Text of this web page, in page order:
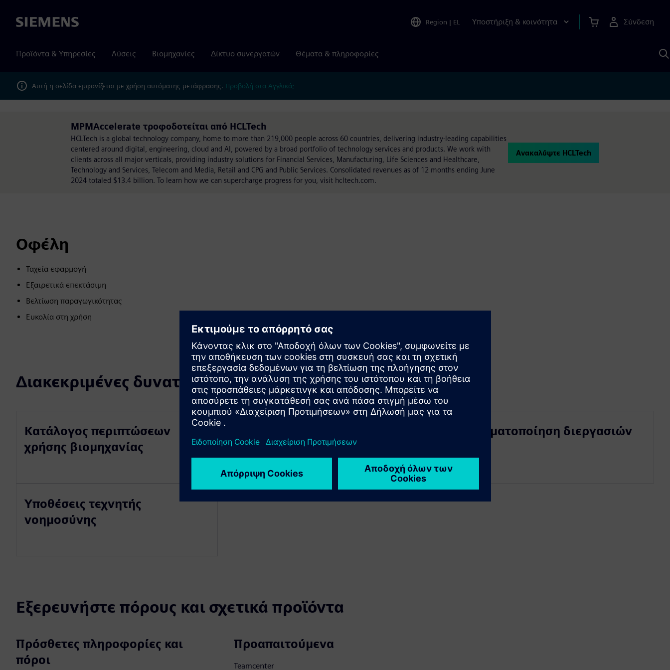
Siemens Region | EL Υποστήριξη & κοινότητα Σύνδεση
Προϊόντα & Υπηρεσίες Λύσεις Βιομηχανίες Δίκτυο συνεργατών Θέματα & πληροφορίες
Αυτή η σελίδα εμφανίζεται με χρήση αυτόματης μετάφρασης. Προβολή στα Αγγλικά;
MPMAccelerate τροφοδοτείται από HCLTech
HCLTech is a global technology company, home to more than 219,000 people across 60 countries, delivering industry-leading capabilities
centered around digital, engineering, cloud and AI, powered by a broad portfolio of technology services and products. We work with
clients across all major verticals, providing industry solutions for Financial Services, Manufacturing, Life Sciences and Healthcare,
Technology and Services, Telecom and Media, Retail and CPG and Public Services. Consolidated revenues as of 12 months ending June
2024 totaled $13.4 billion. To learn how we can supercharge progress for you, visit hcltech.com.
Ανακαλύψτε HCLTech
Οφέλη
Ταχεία εφαρμογή
Εξαιρετικά επεκτάσιμη
Βελτίωση παραγωγικότητας
Ευκολία στη χρήση
Διακεκριμένες δυνατότητες
Κατάλογος περιπτώσεων
χρήσης βιομηχανίας
διαδικασίες κατασκευής
Αυτοματοποίηση διεργασιών
Υποθέσεις τεχνητής
νοημοσύνης
Εξερευνήστε πόρους και σχετικά προϊόντα
Πρόσθετες πληροφορίες και
πόροι
Προαπαιτούμενα
Teamcenter